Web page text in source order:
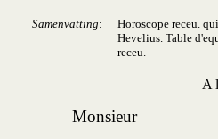
Samenvatting:
Horoscope receu.
Hevelius. Table
receu.
A
Monsieur